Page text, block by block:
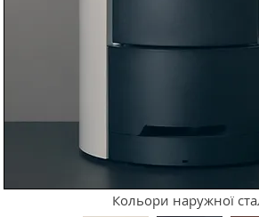
Кольори наружної